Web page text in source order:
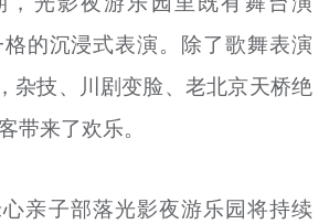
的沉浸式表演。除了歌舞表演
杂技、川剧变脸、老北京天桥绝
带来了欢乐。
亲子部落光影夜游乐园将持续